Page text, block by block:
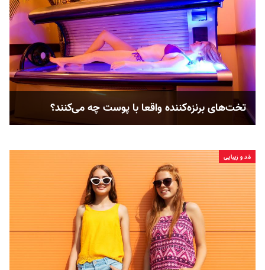
تخت‌های برنزه‌کننده واقعا با پوست چه می‌کنند؟
مُد و زیبایی